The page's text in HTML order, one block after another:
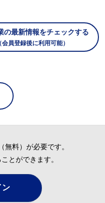
の最新情報をチェックする
会員登録後に利用可能）
料）が必要です。
とができます。
ン